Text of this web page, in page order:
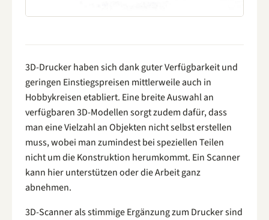
3D-Drucker haben sich dank guter Verfügbarkeit und
geringen Einstiegspreisen mittlerweile auch in
Hobbykreisen etabliert. Eine breite Auswahl an
verfügbaren 3D-Modellen sorgt zudem dafür, dass
man eine Vielzahl an Objekten nicht selbst erstellen
muss, wobei man zumindest bei speziellen Teilen
nicht um die Konstruktion herumkommt. Ein Scanner
kann hier unterstützen oder die Arbeit ganz
abnehmen.
3D-Scanner als stimmige Ergänzung zum Drucker sind